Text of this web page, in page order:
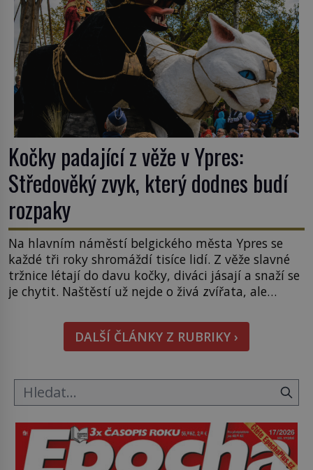
Kočky padající z věže v Ypres:
Středověký zvyk, který dodnes budí
rozpaky
Na hlavním náměstí belgického města Ypres se
každé tři roky shromáždí tisíce lidí. Z věže slavné
tržnice létají do davu kočky, diváci jásají a snaží se
je chytit. Naštěstí už nejde o živá zvířata, ale
Tato veselá podívaná připomíná jeden z
nejpodivnějších a zároveň nejkrutějších zvyků […]
DALŠÍ ČLÁNKY Z RUBRIKY ›